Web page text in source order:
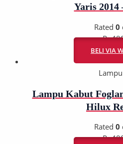
Yaris 2014
Rated 0
Rp
BELI VIA
Lampu Kabut
Hilux
Rated 0
Rp